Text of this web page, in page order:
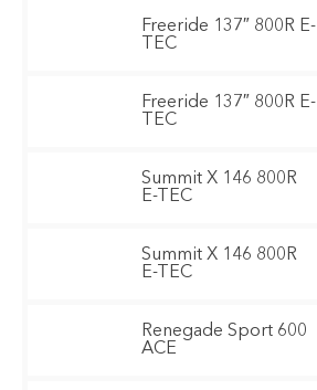
Freeride 137″ 800R E-
TEC
Freeride 137″ 800R E-
TEC
Summit X 146 800R
E-TEC
Summit X 146 800R
E-TEC
Renegade Sport 600
ACE